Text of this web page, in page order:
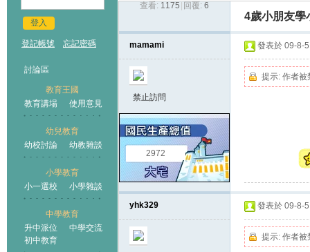
登入
登記帳號 忘記密碼
討論區
教育王國
教育講場
使用意見
幼兒教育
幼校討論
幼教雜談
小學教育
小一選校
小學雜談
中學教育
升中派位
中學交流
初中教育
王國
›
查看: 1175 回覆: 6
4歲小朋友學
mamami
禁止訪問
2972
發表於 09-8-
提示: 作者被
yhk329 發表於 09-8-
提示: 作者被